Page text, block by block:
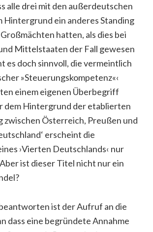
alle drei mit den außerdeutschen
Hintergrund ein anderes Standing
hatten, als dies bei
Mittelstaaten der Fall gewesen
es doch sinnvoll, die vermeintlich
»Steuerungskompetenz«‹
einem eigenen Überbegriff
dem Hintergrund der etablierten
Österreich, Preußen und
erscheint die
›Vierten Deutschlands‹ nur
Aber ist dieser Titel nicht nur ein
ist der Aufruf an die
dass eine begründete Annahme